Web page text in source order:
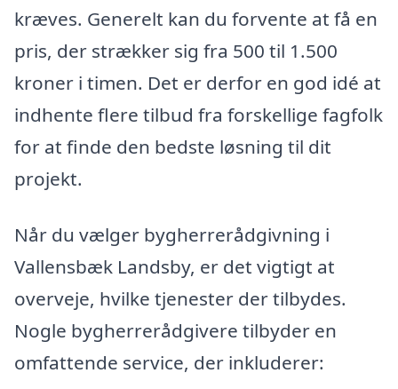
kræves. Generelt kan du forvente at få en
pris, der strækker sig fra 500 til 1.500
kroner i timen. Det er derfor en god idé at
indhente flere tilbud fra forskellige fagfolk
for at finde den bedste løsning til dit
projekt.
Når du vælger bygherrerådgivning i
Vallensbæk Landsby, er det vigtigt at
overveje, hvilke tjenester der tilbydes.
Nogle bygherrerådgivere tilbyder en
omfattende service, der inkluderer: